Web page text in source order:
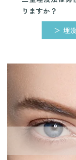
りますか？
＞ 埋